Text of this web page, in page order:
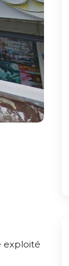
exploité